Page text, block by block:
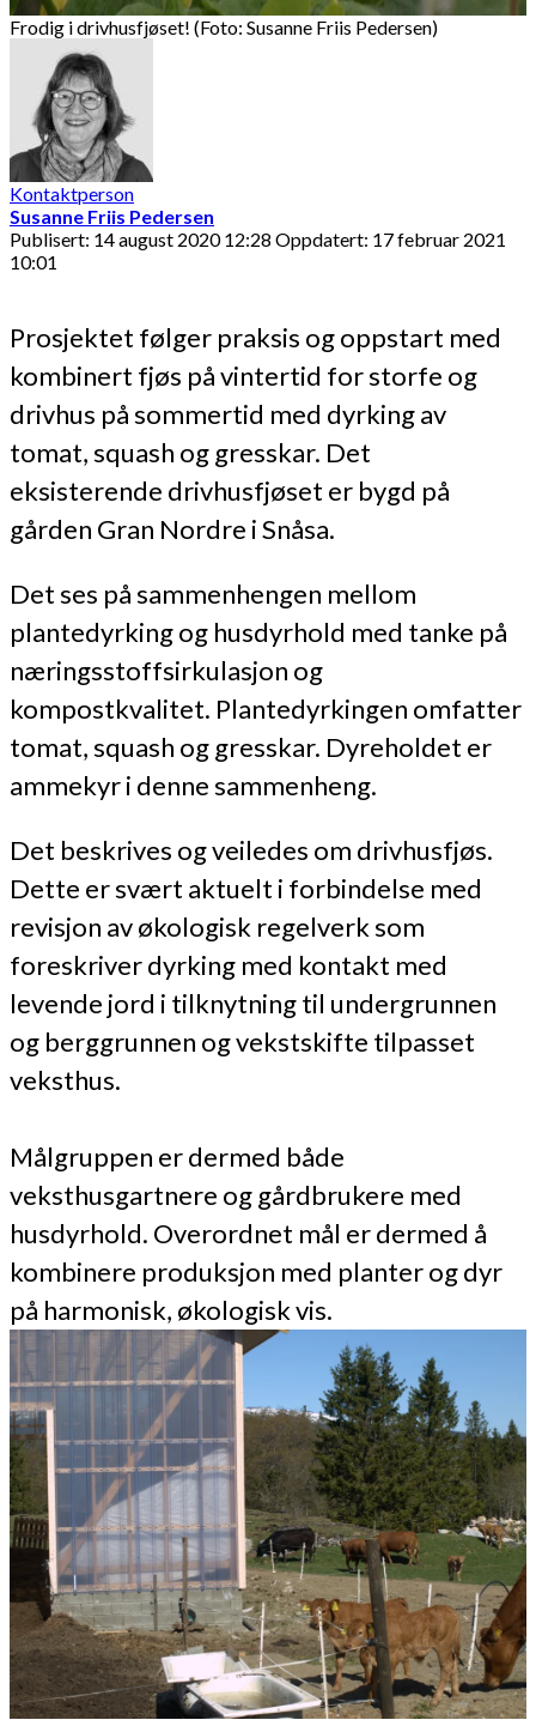
Frodig i drivhusfjøset! (Foto: Susanne Friis Pedersen)
Kontaktperson
Susanne Friis Pedersen
Publisert: 14 august 2020 12:28 Oppdatert: 17 februar 2021
10:01
Prosjektet følger praksis og oppstart med
kombinert fjøs på vintertid for storfe og
drivhus på sommertid med dyrking av
tomat, squash og gresskar. Det
eksisterende drivhusfjøset er bygd på
gården Gran Nordre i Snåsa.
Det ses på sammenhengen mellom
plantedyrking og husdyrhold med tanke på
næringsstoffsirkulasjon og
kompostkvalitet. Plantedyrkingen omfatter
tomat, squash og gresskar. Dyreholdet er
ammekyr i denne sammenheng.
Det beskrives og veiledes om drivhusfjøs.
Dette er svært aktuelt i forbindelse med
revisjon av økologisk regelverk som
foreskriver dyrking med kontakt med
levende jord i tilknytning til undergrunnen
og berggrunnen og vekstskifte tilpasset
veksthus.
Målgruppen er dermed både
veksthusgartnere og gårdbrukere med
husdyrhold. Overordnet mål er dermed å
kombinere produksjon med planter og dyr
på harmonisk, økologisk vis.